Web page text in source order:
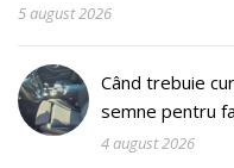
5 august 2026
Când trebuie
semne pentru
4 august 2026